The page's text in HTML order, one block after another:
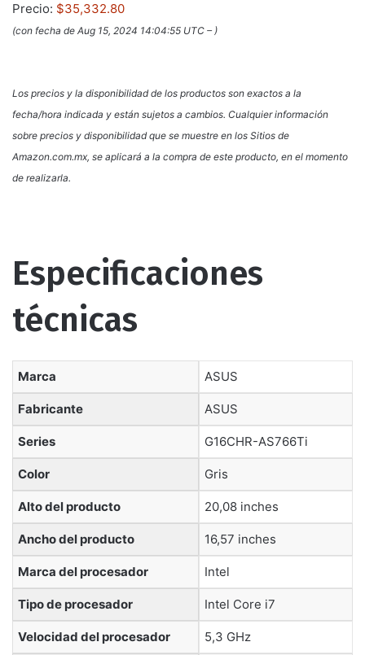
Precio: $35,332.80
(con fecha de Aug 15, 2024 14:04:55 UTC –)
Los precios y la disponibilidad de los productos son exactos a la
fecha/hora indicada y están sujetos a cambios. Cualquier información
sobre precios y disponibilidad que se muestre en los Sitios de
Amazon.com.mx, se aplicará a la compra de este producto, en el momento
de realizarla.
Especificaciones
técnicas
Marca ‎ASUS
Fabricante ‎ASUS
Series ‎G16CHR-AS766Ti
Color ‎Gris
Alto del producto ‎20,08 inches
Ancho del producto ‎16,57 inches
Marca del procesador ‎Intel
Tipo de procesador ‎Intel Core i7
Velocidad del procesador ‎5,3 GHz